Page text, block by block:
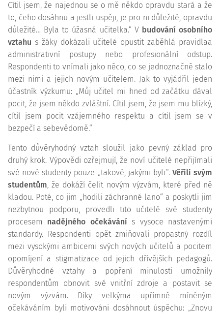
Cítil jsem, že najednou se o mě někdo opravdu stará a že
to, čeho dosáhnu a jestli uspěji, je pro ni důležité, opravdu
důležité… Byla to úžasná učitelka.“ V budování osobního
vztahu s žáky dokázali učitelé opustit zaběhlá pravidlaa
administrativní postupy nebo profesionální odstup.
Respondenti to vnímali jako něco, co se jednoznačně stalo
mezi nimi a jejich novým učitelem. Jak to vyjádřil jeden
účastník výzkumu: „Můj učitel mi hned od začátku dával
pocit, že jsem někdo zvláštní. Cítil jsem, že jsem mu blízký,
cítil jsem pocit vzájemného respektu a cítil jsem se v
bezpečí a sebevědomě.“
Tento důvěryhodný vztah sloužil jako pevný základ pro
druhý krok. Výpovědi ozřejmují, že noví učitelé nepřijímali
své nové studenty pouze „takové, jakými byli“. Věřili svým
studentům, že dokáží čelit novým výzvám, které před ně
kladou. Poté, co jim „hodili záchranné lano“ a poskytli jim
nezbytnou podporu, provedli tito učitelé své studenty
procesem nadějného očekávání s vysoce nastavenými
standardy. Respondenti opět zmiňovali propastný rozdíl
mezi vysokými ambicemi svých nových učitelů a pocitem
opomíjení a stigmatizace od jejich dřívějších pedagogů.
Důvěryhodné vztahy a popření minulosti umožnily
respondentům obnovit své vnitřní zdroje a postavit se
novým výzvám. Díky velkýma upřímně míněným
očekáváním byli motivováni dosáhnout úspěchu: „Znovu